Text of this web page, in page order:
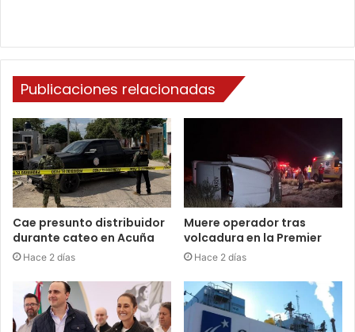
Publicaciones relacionadas
Cae presunto distribuidor
durante cateo en Acuña
Hace 2 días
Muere operador tras
volcadura en la Premier
Hace 2 días